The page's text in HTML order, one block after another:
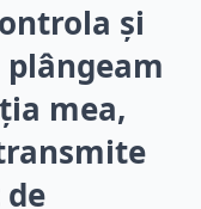
și
mea,